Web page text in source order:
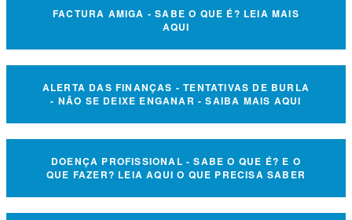
FACTURA AMIGA - SABE O QUE É? LEIA MAIS
AQUI
ALERTA DAS FINANÇAS - TENTATIVAS DE BURLA
- NÃO SE DEIXE ENGANAR - SAIBA MAIS AQUI
DOENÇA PROFISSIONAL - SABE O QUE É? E O
QUE FAZER? LEIA AQUI O QUE PRECISA SABER